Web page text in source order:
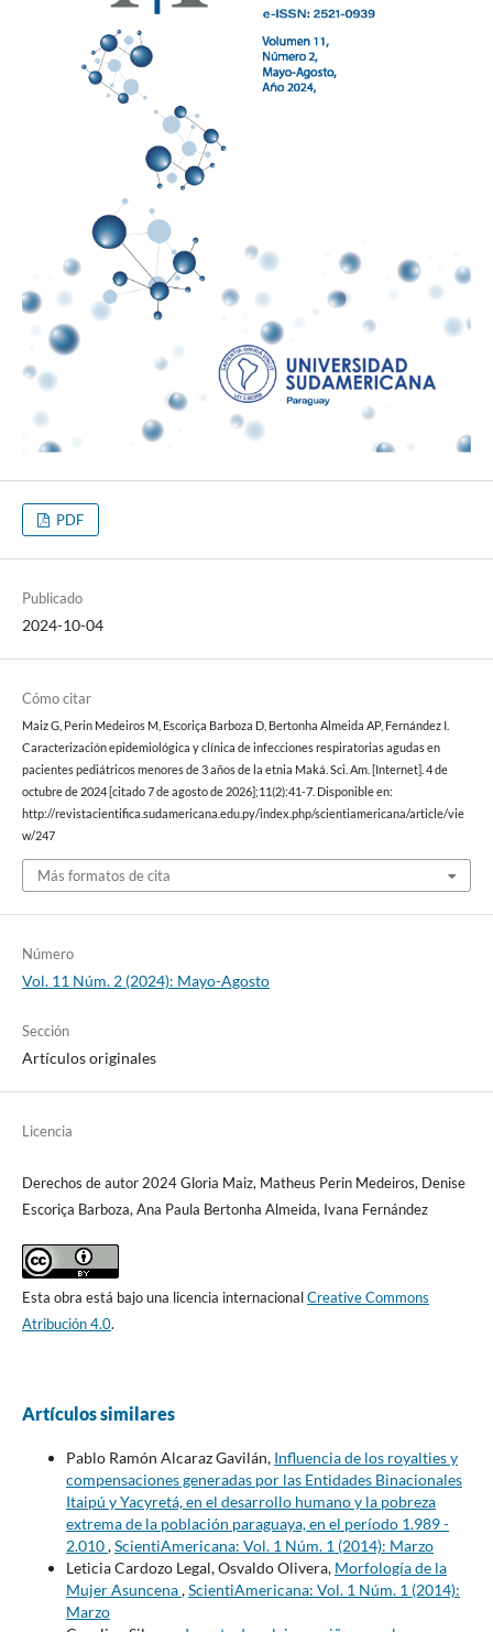
PDF
Publicado
2024-10-04
Cómo citar
Maiz G, Perin Medeiros M, Escoriça Barboza D, Bertonha Almeida AP, Fernández I.
Caracterización epidemiológica y clínica de infecciones respiratorias agudas en
pacientes pediátricos menores de 3 años de la etnia Maká. Sci. Am. [Internet]. 4 de
octubre de 2024 [citado 7 de agosto de 2026];11(2):41-7. Disponible en:
http://revistacientifica.sudamericana.edu.py/index.php/scientiamericana/article/vie
w/247
Más formatos de cita
Número
Vol. 11 Núm. 2 (2024): Mayo-Agosto
Sección
Artículos originales
Licencia
Derechos de autor 2024 Gloria Maiz, Matheus Perin Medeiros, Denise
Escoriça Barboza, Ana Paula Bertonha Almeida, Ivana Fernández
Esta obra está bajo una licencia internacionalCreative Commons
Atribución 4.0.
Artículos similares
Pablo Ramón Alcaraz Gavilán, Influencia de los royalties y
compensaciones generadas por las Entidades Binacionales
Itaipú y Yacyretá, en el desarrollo humano y la pobreza
extrema de la población paraguaya, en el período 1.989 -
2.010,ScientiAmericana: Vol. 1 Núm. 1 (2014): Marzo
Leticia Cardozo Legal, Osvaldo Olivera, Morfología de la
Mujer Asuncena,ScientiAmericana: Vol. 1 Núm. 1 (2014):
Marzo